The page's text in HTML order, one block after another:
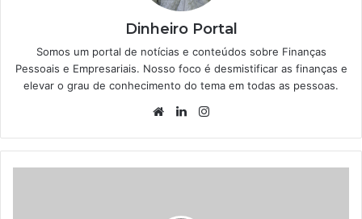
Dinheiro Portal
Somos um portal de notícias e conteúdos sobre Finanças
Pessoais e Empresariais. Nosso foco é desmistificar as finanças e
elevar o grau de conhecimento do tema em todas as pessoas.
WebsiteLinkedin